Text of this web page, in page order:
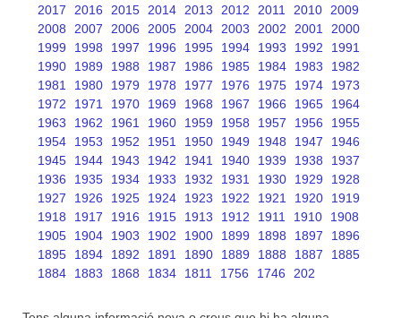
2017
2016 2015 2014 2013 2012 2011 2010 2009
2008
2007 2006 2005 2004 2003 2002 2001
2000
1999
1998 1997 1996 1995 1994 1993 1992
1991
1990
1989 1988 1987 1986 1985 1984 1983
1982
1981
1980 1979 1978 1977 1976 1975 1974
1973
1972
1971 1970 1969 1968 1967 1966 1965
1964
1963
1962 1961 1960 1959 1958 1957 1956
1955
1954
1953 1952 1951 1950 1949 1948 1947
1946
1945
1944 1943 1942 1941 1940 1939 1938
1937
1936
1935 1934 1933 1932 1931 1930 1929
1928
1927
1926 1925 1924 1923 1922 1921 1920
1919
1918
1917 1916 1915 1913 1912 1911 1910
1908
1905
1904 1903 1902 1900 1899 1898 1897
1896
1895
1894 1892 1891 1890 1889 1888 1887
1885
1884
1883 1868 1834 1811 1756 1746 202